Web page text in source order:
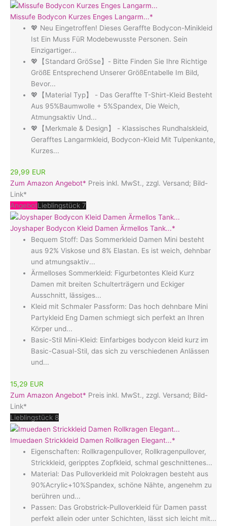
Missufe Bodycon Kurzes Enges Langarm...*
💖 Neu Eingetroffen! Dieses Geraffte Bodycon-Minikleid
Ist Ein Muss FüR Modebewusste Personen. Sein
Einzigartiger...
💖【Standard GröSse】- Bitte Finden Sie Ihre Richtige
GrößE Entsprechend Unserer GrößEntabelle Im Bild,
Bevor...
💖【Material Typ】 - Das Geraffte T-Shirt-Kleid Besteht
Aus 95%Baumwolle + 5%Spandex, Die Weich,
Atmungsaktiv Und...
💖【Merkmale & Design】 - Klassisches Rundhalskleid,
Gerafftes Langarmkleid, Bodycon-Kleid Mit Tulpenkante,
Kurzes...
29,99 EUR
Zum Amazon Angebot* Preis inkl. MwSt., zzgl. Versand; Bild-
Link*
AngebotLieblingstück 7
Joyshaper Bodycon Kleid Damen Ärmellos Tank...*
Bequem Stoff: Das Sommerkleid Damen Mini besteht
aus 92% Viskose und 8% Elastan. Es ist weich, dehnbar
und atmungsaktiv...
Ärmelloses Sommerkleid: Figurbetontes Kleid Kurz
Damen mit breiten Schulterträgern und Eckiger
Ausschnitt, lässiges...
Kleid mit Schmaler Passform: Das hoch dehnbare Mini
Partykleid Eng Damen schmiegt sich perfekt an Ihren
Körper und...
Basic-Stil Mini-Kleid: Einfarbiges bodycon kleid kurz im
Basic-Casual-Stil, das sich zu verschiedenen Anlässen
und...
15,29 EUR
Zum Amazon Angebot* Preis inkl. MwSt., zzgl. Versand; Bild-
Link*
Lieblingstück 8
Imuedaen Strickkleid Damen Rollkragen Elegant...*
Eigenschaften: Rollkragenpullover, Rollkragenpullover,
Strickkleid, geripptes Zopfkleid, schmal geschnittenes...
Material: Das Pulloverkleid mit Polokragen besteht aus
90%Acrylic+10%Spandex, schöne Nähte, angenehm zu
berühren und...
Passen: Das Grobstrick-Pulloverkleid für Damen passt
perfekt allein oder unter Schichten, lässt sich leicht mit...